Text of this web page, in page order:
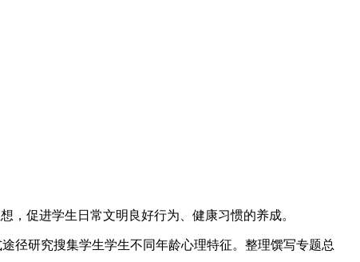
，促进学生日常文明良好行为、健康习惯的养成。
径研究搜集学生学生不同年龄心理特征。整理馔写专题总